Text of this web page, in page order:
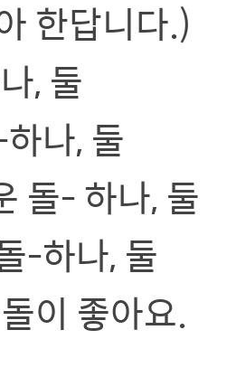
한답니다.)
, 둘
나, 둘
돌- 하나, 둘
-하나, 둘
이 좋아요.